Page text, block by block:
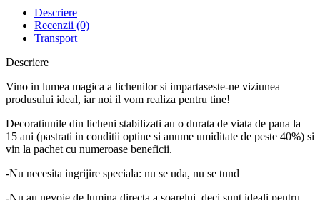
Descriere
Recenzii (0)
Transport
Descriere
Vino in lumea magica a lichenilor si impartaseste-ne viziunea
produsului ideal, iar noi il vom realiza pentru tine!
Decoratiunile din licheni stabilizati au o durata de viata de pana la
15 ani (pastrati in conditii optine si anume umiditate de peste 40%) si
vin la pachet cu numeroase beneficii.
-Nu necesita ingrijire speciala: nu se uda, nu se tund
-Nu au nevoie de lumina directa a soarelui, deci sunt ideali pentru